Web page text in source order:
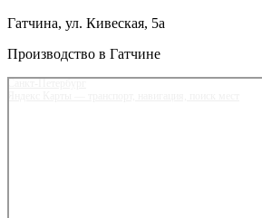
Гатчина, ул. Кивеская, 5а
Производство в Гатчине